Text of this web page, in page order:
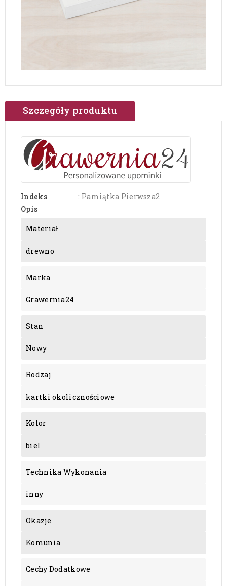
Szczegóły produktu
Indeks
: Pamiątka Pierwsza2
Opis
Materiał
drewno
Marka
Grawernia24
Stan
Nowy
Rodzaj
kartki okolicznościowe
Kolor
biel
Technika Wykonania
inny
Okazje
Komunia
Cechy Dodatkowe